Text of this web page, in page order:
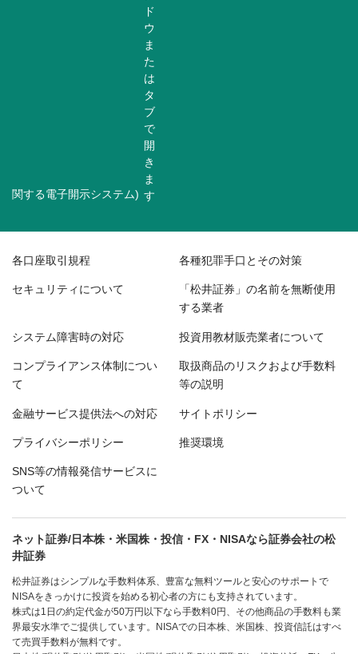
関する電子開示システム)
各口座取引規程 各種犯罪手口とその対策
セキュリティについて 「松井証券」の名前を無断使用
する業者
システム障害時の対応 投資用教材販売業者について
コンプライアンス体制につい
て
取扱商品のリスクおよび手数料
等の説明
金融サービス提供法への対応 サイトポリシー
プライバシーポリシー 推奨環境
SNS等の情報発信サービスに
ついて
ネット証券/日本株・米国株・投信・FX・NISAなら証券会社の松
井証券
松井証券はシンプルな手数料体系、豊富な無料ツールと安心のサポートで
NISAをきっかけに投資を始める初心者の方にも支持されています。
株式は1日の約定代金が50万円以下なら手数料0円、その他商品の手数料も業
界最安水準でご提供しています。NISAでの日本株、米国株、投資信託はすべ
て売買手数料が無料です。